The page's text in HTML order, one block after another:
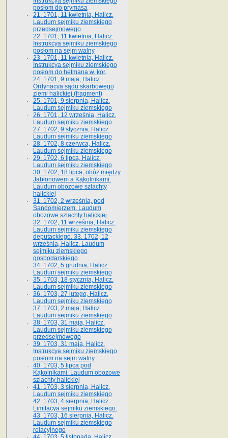
posłom do prymasa
21. 1701, 11 kwietnia, Halicz.
Laudum sejmiku ziemskiego
przedsejmowego
22. 1701, 11 kwietnia, Halicz.
Instrukcya sejmiku ziemskiego
posłom na sejm walny
23. 1701, 11 kwietnia, Halicz.
Instrukcya sejmiku ziemskiego
posłom do hetmana w. kor.
24. 1701, 9 maja, Halicz.
Ordynacya sądu skarbowego
ziemi halickiej (fragment)
25. 1701, 9 sierpnia, Halicz.
Laudum sejmiku ziemskiego
26. 1701, 12 września, Halicz.
Laudum sejmiku ziemskiego
27. 1702, 9 stycznia, Halicz.
Laudum sejmiku ziemskiego
28. 1702, 8 czerwca, Halicz.
Laudum sejmiku ziemskiego
29. 1702, 6 lipca, Halicz.
Laudum sejmiku ziemskiego
30. 1702, 18 lipca, obóz między
Jabłonowem a Kąkolnikami.
Laudum obozowe szlachty
halickiej
31. 1702, 2 września, pod
Sandomierzem. Laudum
obozowe szlachty halickiej
32. 1702, 11 września, Halicz.
Laudum sejmiku ziemskiego
deputackiego. 33. 1702, 12
września, Halicz. Laudum
sejmiku ziemskiego
gospodarskiego
34. 1702, 5 grudnia, Halicz.
Laudum sejmiku ziemskiego
35. 1703, 18 stycznia, Halicz.
Laudum sejmiku ziemskiego
36. 1703, 27 lutego, Halicz.
Laudum sejmiku ziemskiego
37. 1703, 2 maja, Halicz.
Laudum sejmiku ziemskiego
38. 1703, 31 maja, Halicz.
Laudum sejmiku ziemskiego
przedsejmowego
39. 1703, 31 maja, Halicz.
Instrukcya sejmiku ziemskiego
posłom na sejm walny
40. 1703, 5 lipca pod
Kąkolnikami. Laudum obozowe
szlachty halickiej
41­. 1703, 3 sierpnia, Halicz.
Laudum sejmiku ziemskiego
42. 1703, 4 sierpnia, Halicz.
Limitacya sejmiku ziemskiego.
43. 1703, 16 sierpnia, Halicz.
Laudum sejmiku ziemskiego
relacyjnego